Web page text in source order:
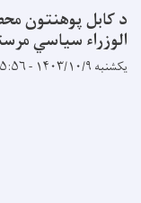
د کابل پوهنتون
الوزراء سیاسي
یکشنبه ۱۴۰۳/۱۰/۹ - ۱۵:۵۶